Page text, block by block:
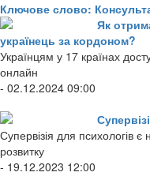
Ключове слово:
Як
українець за кордоном?
Українцям у 17 країнах
онлайн
- 02.12.2024 09:00
Супервізія для психологів
розвитку
- 19.12.2023 12:00